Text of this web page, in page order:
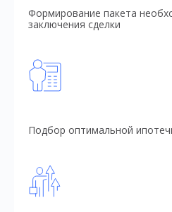
Формирование пакета
заключения сделки
Подбор оптимальной